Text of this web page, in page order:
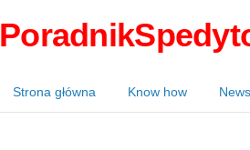
Strona główna Know how